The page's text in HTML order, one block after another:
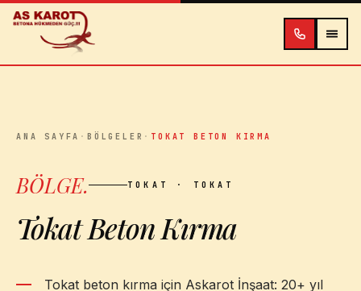
İçeriğe atla
ANA SAYFA ·BÖLGELER · TOKAT BETON KIRMA
BÖLGE. TOKAT · TOKAT
Tokat Beton Kırma
Tokat beton kırma için Askarot İnşaat: 20+ yıl